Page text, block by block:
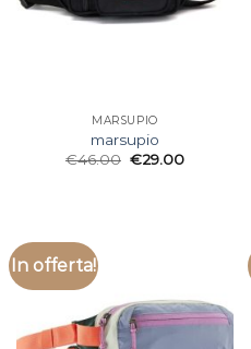
MARSUPIO
marsupio
€46.00 €29.00
In offerta!